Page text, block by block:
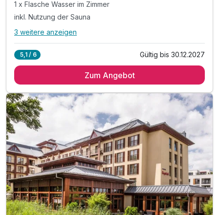
1 x Flasche Wasser im Zimmer
inkl. Nutzung der Sauna
Alle Inklusivleistungen
2 x reichhaltiges Frühstück vom Buffet
inkl. Nutzung der Sauna
inkl. Parkplatz (nach Verfügbarkeit)
inkl. Nutzung W-Lan
inkl. Tourismusabgabe
3 weitere anzeigen
5,1 / 6 Gültig bis 30.12.2027
Zum Angebot